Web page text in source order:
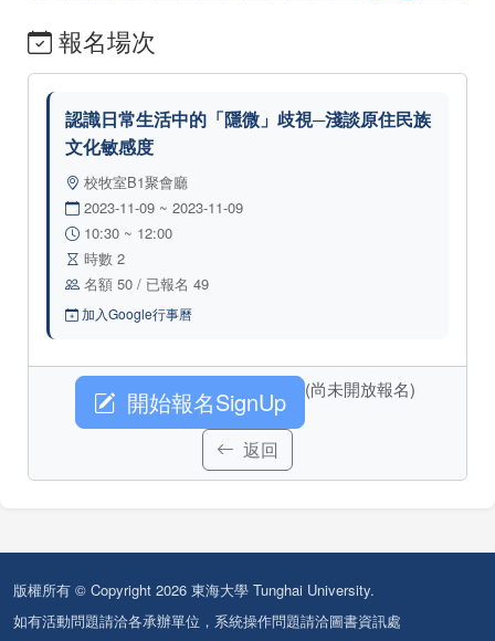
報名場次
認識日常生活中的「隱微」歧視─淺談原住民族
文化敏感度
校牧室B1聚會廳
2023-11-09 ~ 2023-11-09
10:30 ~ 12:00
時數 2
名額 50 / 已報名 49
加入Google行事曆
開始報名SignUp (尚未開放報名)
返回
版權所有 © Copyright 2026 東海大學 Tunghai University.
如有活動問題請洽各承辦單位，系統操作問題請洽圖書資訊處